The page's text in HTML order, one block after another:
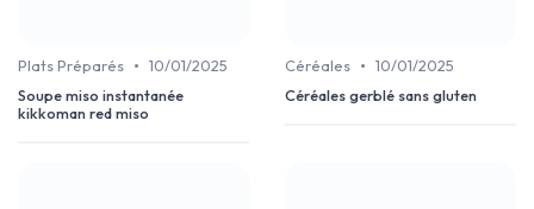
Plats Préparés • 10/01/2025
Soupe miso instantanée
kikkoman red miso
Céréales • 10/01/2025
Céréales gerblé sans gluten